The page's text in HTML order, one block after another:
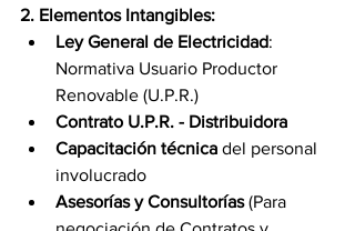
2. Elementos Intangibles:
Ley General de Electricidad:
Normativa Usuario Productor
Renovable (U.P.R.)
Contrato U.P.R. - Distribuidora
Capacitación técnica del personal
involucrado
Asesorías y Consultorías (Para